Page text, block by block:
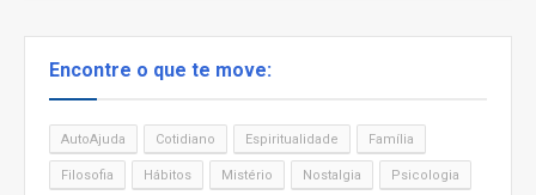
Encontre o que te move:
AutoAjuda Cotidiano Espiritualidade Família
Filosofia Hábitos Mistério Nostalgia Psicologia